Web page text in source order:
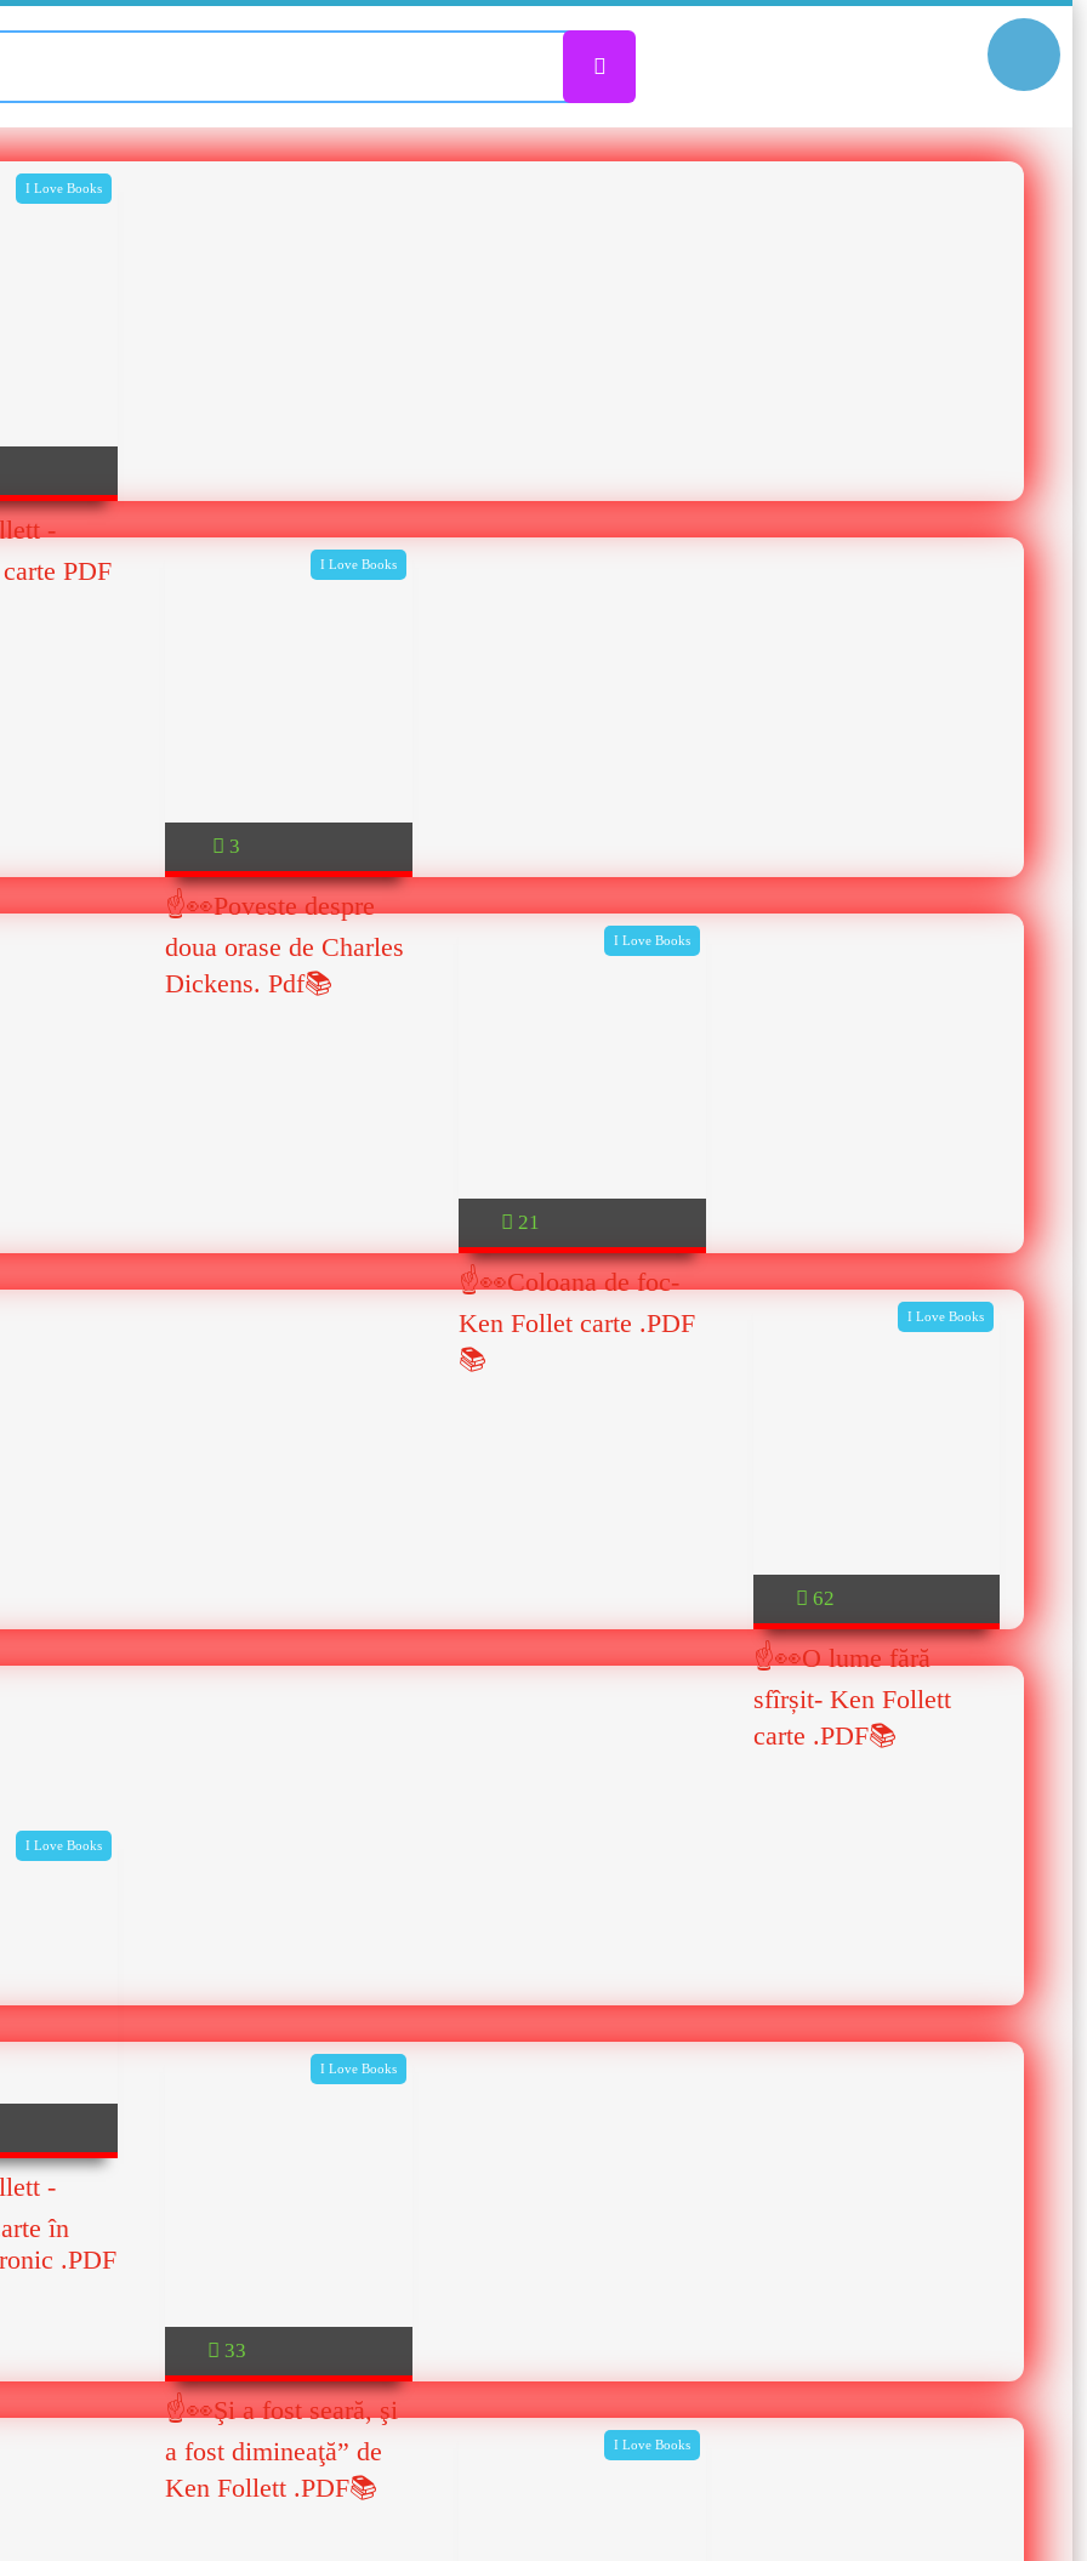
I Love Books
-
PDF
I Love Books
3
☝👀Poveste despre
doua orase de Charles
Dickens. Pdf📚
I Love Books
21
☝👀Coloana de foc-
Ken Follet carte .PDF
📚
I Love Books
62
☝👀O lume fără
sfîrșit- Ken Follett
carte .PDF📚
I Love Books
-
în
.PDF
I Love Books
33
☝👀Şi a fost seară, şi
a fost dimineaţă” de
Ken Follett .PDF📚
I Love Books